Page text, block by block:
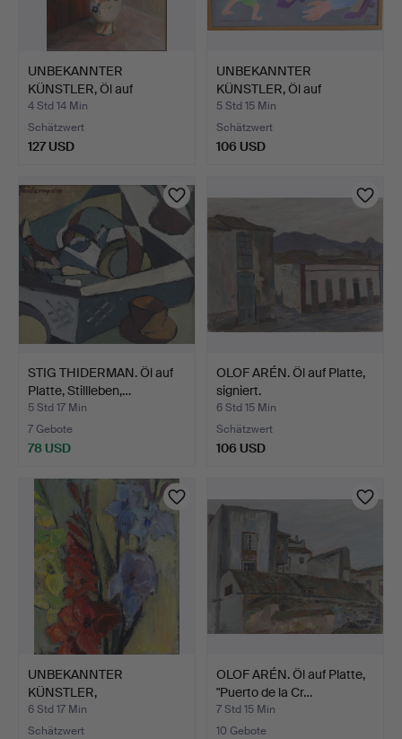
UNBEKANNTER
KÜNSTLER, Öl auf
Leinwand, Sti…
4 Std 14 Min
Schätzwert
127 USD
UNBEKANNTER
KÜNSTLER, Öl auf
Leinwand, sig…
5 Std 15 Min
Schätzwert
106 USD
STIG THIDERMAN. Öl auf
Platte, Stillleben,…
5 Std 17 Min
7 Gebote
78 USD
OLOF ARÉN. Öl auf Platte,
signiert.
6 Std 15 Min
Schätzwert
106 USD
UNBEKANNTER
KÜNSTLER,
Blumenstillleben, si…
6 Std 17 Min
Schätzwert
OLOF ARÉN. Öl auf Platte,
"Puerto de la Cr…
7 Std 15 Min
10 Gebote